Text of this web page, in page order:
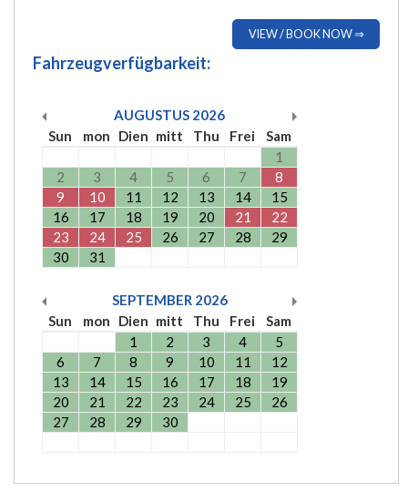
VIEW / BOOK NOW ⇒
Fahrzeugverfügbarkeit:
AUGUSTUS 2026
Sun
mon Dien mitt Thu Frei
Sam
1
2
3 4 5 6 7
8
9
10 11 12 13 14
15
16
17 18 19 20 21
22
23
24 25 26 27 28
29
30
31
SEPTEMBER 2026
Sun
mon Dien mitt Thu Frei
Sam
1
2 3 4
5
6
7 8 9 10 11
12
13
14 15 16 17 18
19
20
21 22 23 24 25
26
27
28 29 30